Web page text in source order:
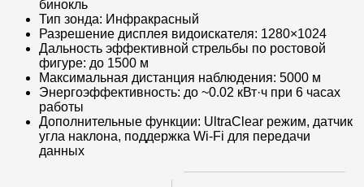
бинокль
Тип зонда: Инфракрасный
Разрешение дисплея видоискателя: 1280×1024
Дальность эффективной стрельбы по ростовой
фигуре: до 1500 м
Максимальная дистанция наблюдения: 5000 м
Энергоэффективность: до ~0.02 кВт·ч при 6 часах
работы
Дополнительные функции: UltraClear режим, датчик
угла наклона, поддержка Wi-Fi для передачи
данных